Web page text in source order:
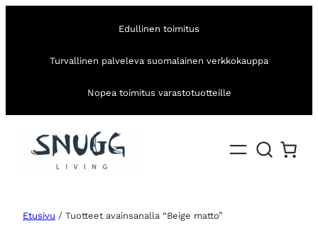
Edullinen toimitus
Turvallinen palveleva suomalainen verkkokauppa
Nopea toimitus varastotuotteille
Etusivu / Tuotteet avainsanalla “Beige matto”